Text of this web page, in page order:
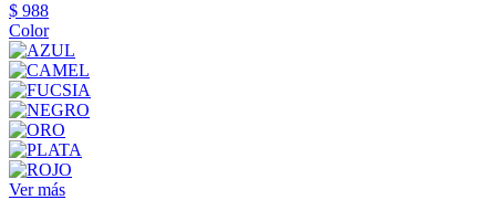
$ 988
Color
Ver más